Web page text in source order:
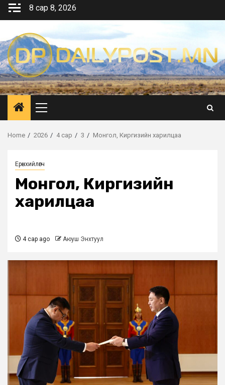
Skip
8 сар 8, 2026
Primary
Menu
Home 2026 4 сар 3 Монгол, Киргизийн харилцаа
Ерөнхийлөгч
Монгол, Киргизийн
харилцаа
4 сар ago Аюуш Энхтуул